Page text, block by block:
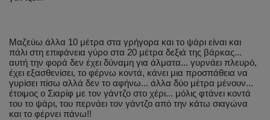
Μαζεύω άλλα 10 μέτρα στα γρήγορα και το ψάρι είναι και
πάλι στη επιφάνεια γύρο στα 20 μέτρα δεξιά της βάρκας...
αυτή την φορά δεν έχει δύναμη για άλματα... γυρνάει πλευρό,
έχει εξασθενίσει, το φέρνω κοντά, κάνει μια προσπάθεια να
γυρίσει πίσω αλλά δεν το αφήνω... άλλα δύο μέτρα μένουν...
έτοιμος ο Σιαρίφ με τον γάντζο στο χέρι... μόλις φτάνει κοντά
του το ψάρι, του περνάει τον γάντζο από την κάτω σιαγώνα
και το φέρνει πάνω!!